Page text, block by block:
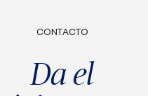
CONTACTO
Da el